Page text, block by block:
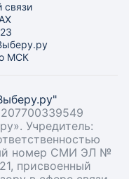
связи
МСК
Учредитель:
номер СМИ ЭЛ №
присвоенный